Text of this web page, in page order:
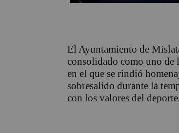
El Ayuntamiento de
consolidado como uno de
en el que se rindió
sobresalido durante la
con los valores del